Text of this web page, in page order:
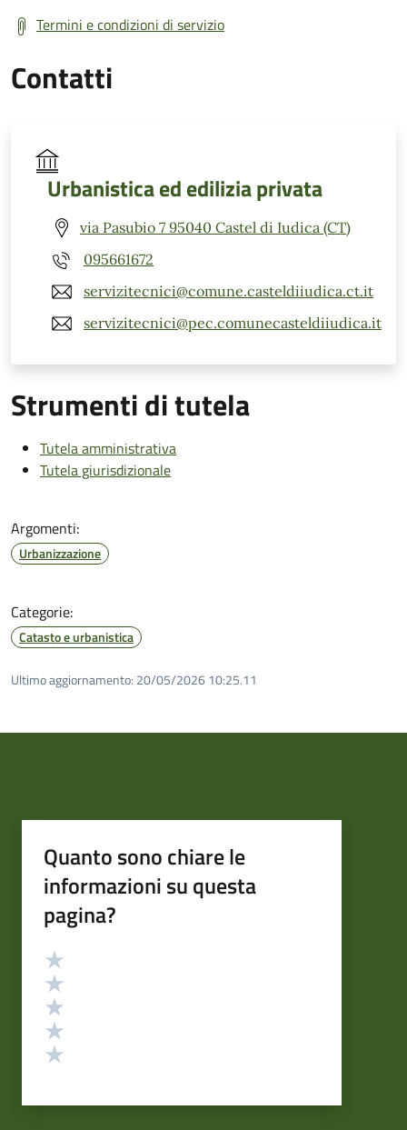
Termini e condizioni di servizio
Contatti
Urbanistica ed edilizia privata
via Pasubio 7 95040 Castel di Iudica (CT)
095661672
servizitecnici@comune.casteldiiudica.ct.it
servizitecnici@pec.comunecasteldiiudica.it
Strumenti di tutela
Tutela amministrativa
Tutela giurisdizionale
Argomenti:
Urbanizzazione
Categorie:
Catasto e urbanistica
Ultimo aggiornamento: 20/05/2026 10:25.11
Quanto sono chiare le
informazioni su questa
pagina?
Valutazione